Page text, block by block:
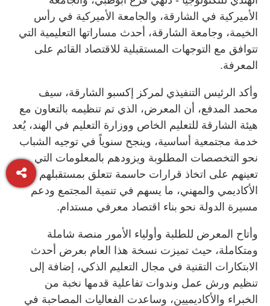
الأميركية في الشارقة، والجامعة الأميركية في رأس
الخيمة، وجامعة الشارقة، أحدث مساراتها التعليمية التي
تتوافق مع التوجهات المستقبلية للاقتصاد القائم على
المعرفة.
وأكد الرئيس التنفيذي لمركز إكسبو الشارقة، سيف
محمد المدفع، أن المعرض، الذي تم تنظيمه بالتعاون مع
هيئة الشارقة للتعليم الخاص ووزارة التعليم في الهند، يُعد
خدمة مجتمعية أساسية، وينجح سنوياً في توجيه الشباب
نحو التخصصات المطلوبة ويزودهم بالمعلومات التي
تعينهم على اتخاذ قرارات حاسمة تتعلق بمستقبلهم
الأكاديمي والمهني، ما يسهم في تنمية المجتمع ودعم
مسيرة الدولة نحو بناء اقتصاد معرفي مستدام.
وأتاح المعرض للطلبة وأولياء الأمور منصة شاملة
ومتكاملة، حيث تميزت نسخة هذا العام بعرض أحدث
الابتكارات التقنية في مجال التعليم الذكي، إضافة إلى
تنظيم ورش عمل وندوات تفاعلية قدمها نخبة من
الخبراء والأكاديميين، وساعدت الفعاليات المصاحبة في